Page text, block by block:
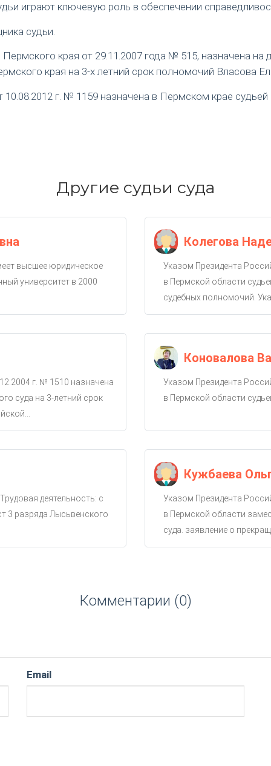
играют ключевую роль в обеспечении
судьи.
края от 29.11.2007 года № 515, назначена на
края на 3-х летний срок полномочий Власова
г. № 1159 назначена в Пермском крае судьей
Другие судьи суда
высшее юридическое
университет в 2000
г. № 1510 назначена
суда на 3-летний срок
деятельность: с
3 разряда Лысьвенского
Колегова
Указом Президента
в Пермской области
судебных полномочий.
Коновалова
Указом Президента
в Пермской области
Кужбаева
Указом Президента
в Пермской области
суда. заявление о
Комментарии (0)
Email